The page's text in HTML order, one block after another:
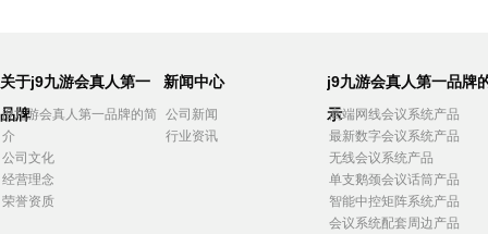
关于j9九游会真人第一
品牌
j9九游会真人第一品牌的简
介
公司文化
经营理念
荣誉资质
新闻中心
公司新闻
行业资讯
j9九游会真人第一品牌
示
高端网线会议系统产品
最新数字会议系统产品
无线会议系统产品
单支鹅颈会议话筒产品
智能中控矩阵系统产品
会议系统配套周边产品